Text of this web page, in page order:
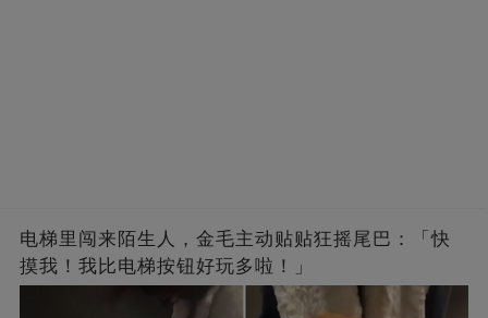
电梯里闯来陌生人，金毛主动贴贴狂摇尾巴：「快
摸我！我比电梯按钮好玩多啦！」